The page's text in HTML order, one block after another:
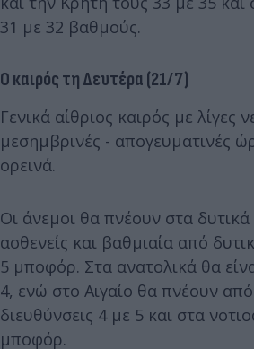
31 με 32 βαθμούς.
Ο καιρός τη Δευτέρα (21/7)
Γενικά αίθριος καιρός με λίγες
μεσημβρινές - απογευματινές
ορεινά.
Οι άνεμοι θα πνέουν στα δυτικά
ασθενείς και βαθμιαία από
5 μποφόρ. Στα ανατολικά θα
4, ενώ στο Αιγαίο θα πνέουν
διευθύνσεις 4 με 5 και στα
μποφόρ.